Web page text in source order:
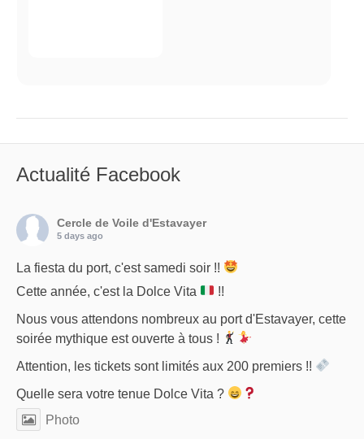
Actualité Facebook
Cercle de Voile d'Estavayer
5 days ago
La fiesta du port, c'est samedi soir !!
Cette année, c'est la Dolce Vita
!!
Nous vous attendons nombreux au port d'Estavayer, cette
soirée mythique est ouverte à tous !
Attention, les tickets sont limités aux 200 premiers !!
Quelle sera votre tenue Dolce Vita ?
Photo